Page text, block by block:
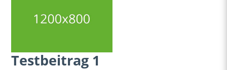
Testbeitrag 1